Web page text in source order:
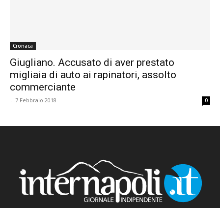
Cronaca
Giugliano. Accusato di aver prestato
migliaia di auto ai rapinatori, assolto
commerciante
- 7 Febbraio 2018 0